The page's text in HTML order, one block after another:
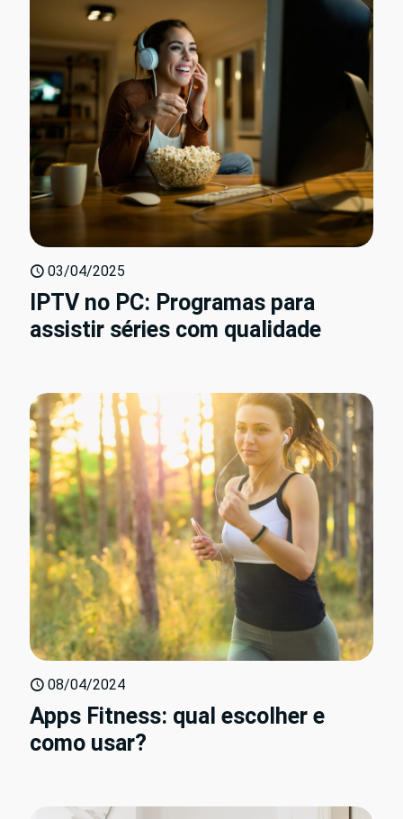
03/04/2025
IPTV no PC: Programas para
assistir séries com qualidade
08/04/2024
Apps Fitness: qual escolher e
como usar?